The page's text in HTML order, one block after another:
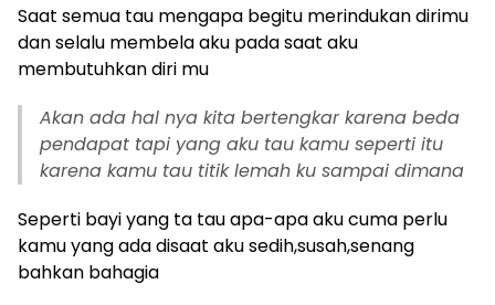
Saat semua tau mengapa begitu merindukan dirimu
dan selalu membela aku pada saat aku
membutuhkan diri mu
Akan ada hal nya kita bertengkar karena beda
pendapat tapi yang aku tau kamu seperti itu
karena kamu tau titik lemah ku sampai dimana
Seperti bayi yang ta tau apa-apa aku cuma perlu
kamu yang ada disaat aku sedih,susah,senang
bahkan bahagia